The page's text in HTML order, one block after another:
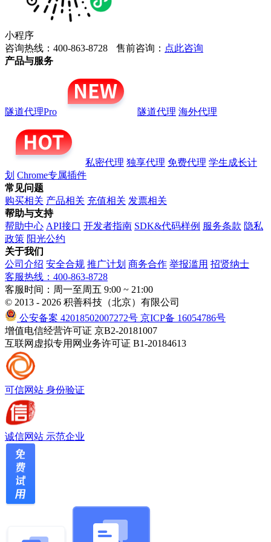
小程序
咨询热线：400-863-8728
售前咨询： 点此咨询
产品与服务
隧道代理Pro 隧道代理 海外代理
私密代理 独享代理 免费代理 学生成长计
划 Chrome专属插件
常见问题
购买相关 产品相关 充值相关 发票相关
帮助与支持
帮助中心 API接口 开发者指南 SDK&代码样例 服务条款 隐私
政策 阳光公约
关于我们
公司介绍 安全合规 推广计划 商务合作 举报滥用 招贤纳士
客服热线：400-863-8728
客服时间：周一至周五 9:00 ~ 21:00
© 2013 - 2026 积善科技（北京）有限公司
公安备案 42018502007272号 京ICP备 16054786号
增值电信经营许可证 京B2-20181007
互联网虚拟专用网业务许可证 B1-20184613
可信网站 身份验证
诚信网站 示范企业